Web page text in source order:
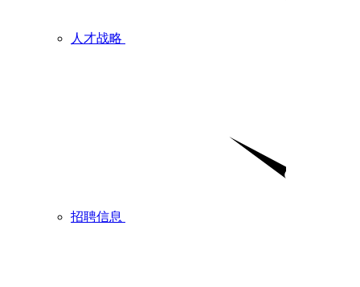
人才战略
招聘信息